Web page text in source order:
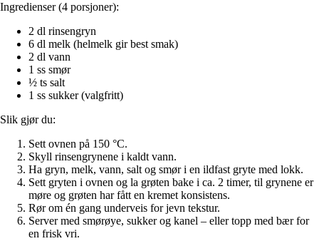
Ingredienser (4 porsjoner):
2 dl rinsengryn
6 dl melk (helmelk gir best smak)
2 dl vann
1 ss smør
½ ts salt
1 ss sukker (valgfritt)
Slik gjør du:
Sett ovnen på 150 °C.
Skyll rinsengrynene i kaldt vann.
Ha gryn, melk, vann, salt og smør i en ildfast gryte med lokk.
Sett gryten i ovnen og la grøten bake i ca. 2 timer, til grynene er
møre og grøten har fått en kremet konsistens.
Rør om én gang underveis for jevn tekstur.
Server med smørøye, sukker og kanel – eller topp med bær for
en frisk vri.